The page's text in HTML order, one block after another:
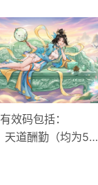
效码包括：
道酬勤（均为5月